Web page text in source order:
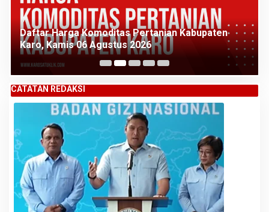
Daftar Harga Komoditas Pertanian Kabupaten
Karo, Kamis 06 Agustus 2026
CATATAN REDAKSI